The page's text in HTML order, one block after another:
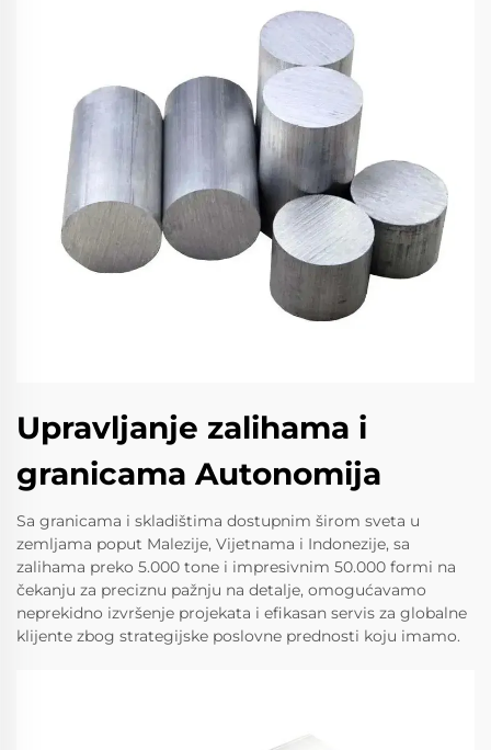
Upravljanje zalihama i
granicama Autonomija
Sa granicama i skladištima dostupnim širom sveta u
zemljama poput Malezije, Vijetnama i Indonezije, sa
zalihama preko 5.000 tone i impresivnim 50.000 formi na
čekanju za preciznu pažnju na detalje, omogućavamo
neprekidno izvršenje projekata i efikasan servis za globalne
klijente zbog strategijske poslovne prednosti koju imamo.